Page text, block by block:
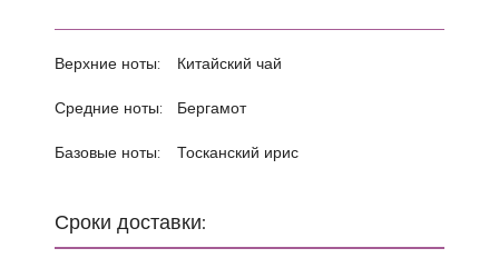
Сроки доставки:
Верхние ноты: Китайский чай
Средние ноты: Бергамот
Базовые ноты: Тосканский ирис